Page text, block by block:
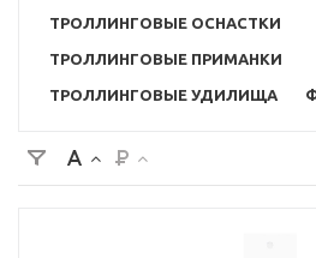
ТРОЛЛИНГОВЫЕ ОСНАСТКИ
ТРОЛЛИНГОВЫЕ ПРИМАНКИ
ТРОЛЛИНГОВЫЕ УДИЛИЩА